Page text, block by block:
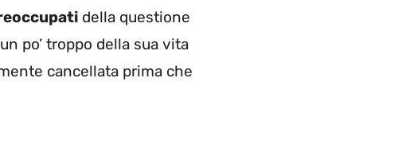
della questione
po’ troppo della sua vita
cancellata prima che